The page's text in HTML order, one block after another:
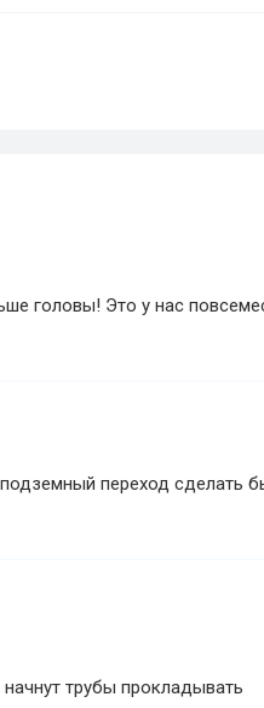
головы! Это у нас
переход сделать
трубы прокладывать